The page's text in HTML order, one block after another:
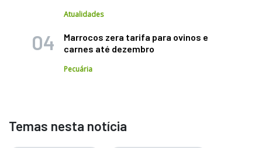
Atualidades
Marrocos zera tarifa para ovinos e
carnes até dezembro
Pecuária
Temas nesta notícia